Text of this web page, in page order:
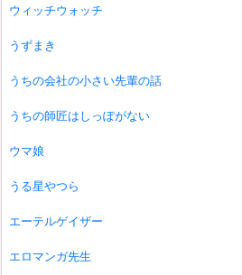
ウィッチウォッチ
うずまき
うちの会社の小さい先輩の話
うちの師匠はしっぽがない
ウマ娘
うる星やつら
エーテルゲイザー
エロマンガ先生